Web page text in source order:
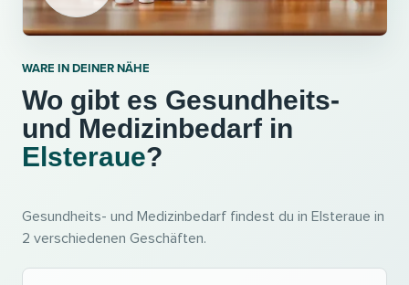
WARE IN DEINER NÄHE
Wo gibt es Gesundheits-
und Medizinbedarf in
Elsteraue?
Gesundheits- und Medizinbedarf findest du in Elsteraue in
2 verschiedenen Geschäften.